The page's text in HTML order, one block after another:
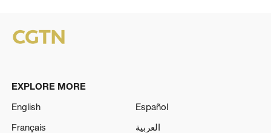
EXPLORE MORE
English
Español
Français
العربية